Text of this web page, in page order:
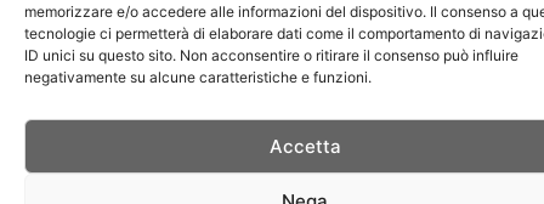
memorizzare e/o accedere alle informazioni del dispositivo. Il consenso a
tecnologie ci permetterà di elaborare dati come il comportamento di
ID unici su questo sito. Non acconsentire o ritirare il consenso può influire
negativamente su alcune caratteristiche e funzioni.
Accetta